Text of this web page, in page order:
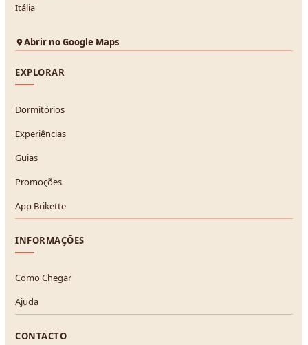
Itália
Abrir no Google Maps
EXPLORAR
Dormitórios
Experiências
Guias
Promoções
App Brikette
INFORMAÇÕES
Como Chegar
Ajuda
CONTACTO